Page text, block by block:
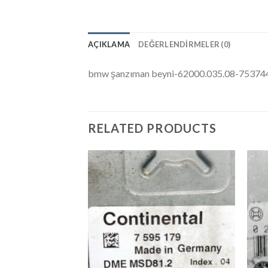
AÇIKLAMA DEĞERLENDIRMELER (0)
bmw şanzıman beyni-62000.035.08-
RELATED PRODUCTS
İstek
Listeme